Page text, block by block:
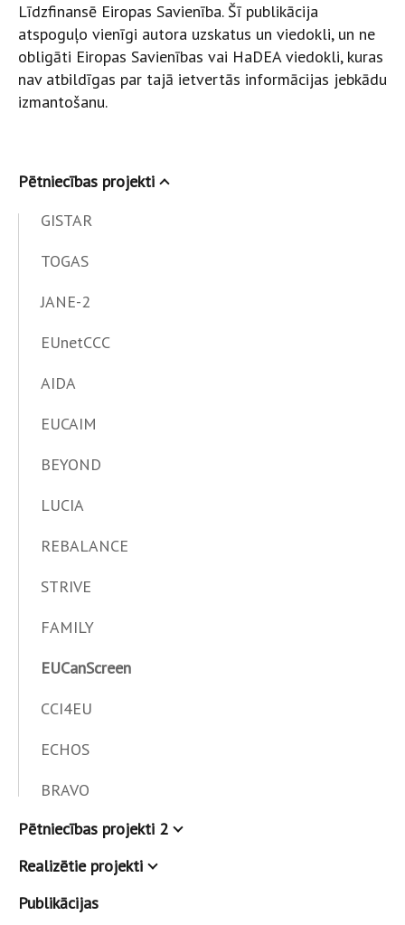
Līdzfinansē Eiropas Savienība. Šī publikācija
atspoguļo vienīgi autora uzskatus un viedokli, un ne
obligāti Eiropas Savienības vai HaDEA viedokli, kuras
nav atbildīgas par tajā ietvertās informācijas jebkādu
izmantošanu.
Pētniecības projekti
GISTAR
TOGAS
JANE-2
EUnetCCC
AIDA
EUCAIM
BEYOND
LUCIA
REBALANCE
STRIVE
FAMILY
EUCanScreen
CCI4EU
ECHOS
BRAVO
Pētniecības projekti 2
Realizētie projekti
Publikācijas